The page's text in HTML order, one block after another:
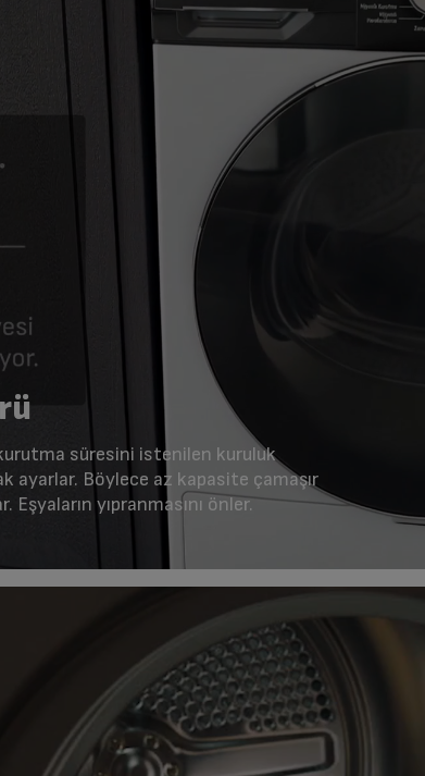
süresini istenilen kuruluk
ayarlar. Böylece az kapasite çamaşır
yıpranmasını önler.